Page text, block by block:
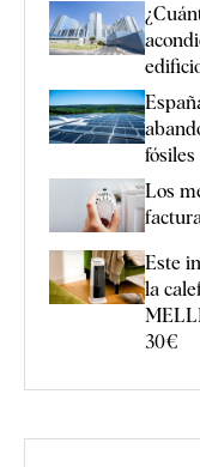
fósiles
Los
Este
la
30€